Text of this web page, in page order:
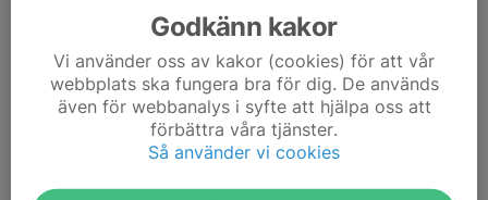
Godkänn kakor
Vi använder oss av kakor (cookies) för att vår
webbplats ska fungera bra för dig. De används
även för webbanalys i syfte att hjälpa oss att
förbättra våra tjänster.
Så använder vi cookies